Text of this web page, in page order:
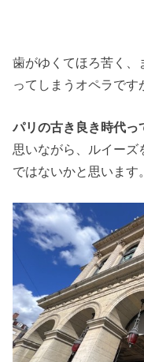
歯がゆくてほろ苦く、
ってしまうオペラです
パリの古き良き時代
思いながら、ルイーズ
ではないかと思います。